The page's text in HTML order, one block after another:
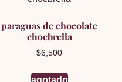
paraguas de chocolate
chocbrella
$6,500
agotado